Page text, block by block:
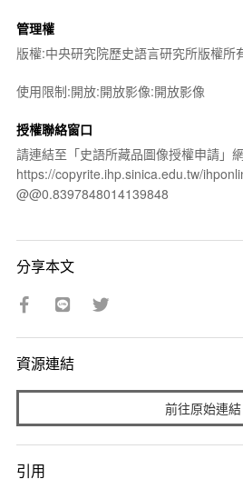
管理權
版權:中央研究院歷史語言研究所版權所
使用限制:開放:開放影像:開放影像
授權聯絡窗口
請連結至「史語所藏品圖像授權申請」
https://copyrite.ihp.sinica.edu.tw/
@@0.8397848014139848
分享本文
資源連結
前往原始連結
引用